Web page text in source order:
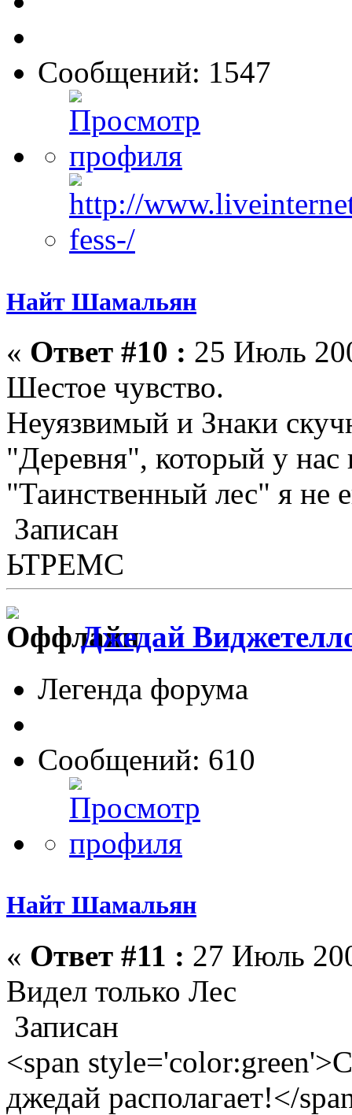
Сообщений: 1547
Найт Шамальян
« Ответ #10 : 25 Июль
Шестое чувство.
Неуязвимый и Знаки
"Деревня", который у нас
"Таинственный лес" я не
Записан
ЬТРЕМС
Джедай
Легенда форума
Сообщений: 610
Найт Шамальян
« Ответ #11 : 27 Июль
Видел только Лес
Записан
<span
джедай располагает!</